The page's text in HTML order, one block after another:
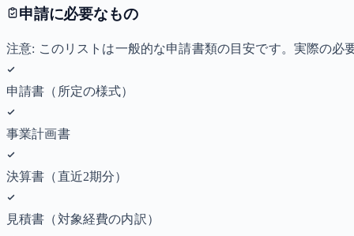
申請に必要なもの
注意: このリストは一般的な申請書類の目安です。実際の
申請書（所定の様式）
事業計画書
決算書（直近2期分）
見積書（対象経費の内訳）